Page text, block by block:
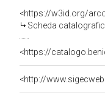
<https://w3id.org/
Scheda
<https://
<http://